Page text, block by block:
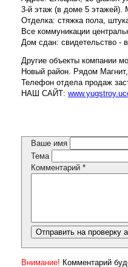
3-й этаж (в доме 5 этажей).
Отделка: стяжка пола,
Все коммуникации
Дом сдан: свидетельство - в
Другие объекты компании
Новый район. Рядом
Телефон отдела продаж
НАШ САЙТ:
Ваше имя
Тема
Комментарий *
Внимание! Комментарий